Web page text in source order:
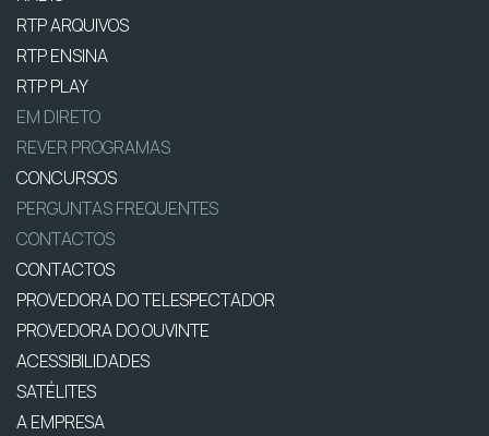
RTP ARQUIVOS
RTP ENSINA
RTP PLAY
EM DIRETO
REVER PROGRAMAS
CONCURSOS
PERGUNTAS FREQUENTES
CONTACTOS
CONTACTOS
PROVEDORA DO TELESPECTADOR
PROVEDORA DO OUVINTE
ACESSIBILIDADES
SATÉLITES
A EMPRESA